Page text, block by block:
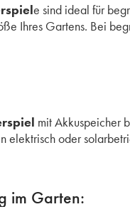
e sind ideal für
Ihres Gartens. Bei
mit Akkuspeicher
elektrisch oder
im Garten: